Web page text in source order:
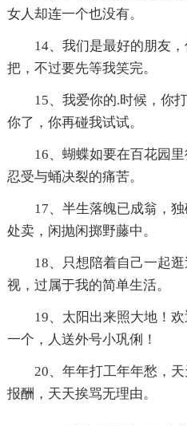
女人却连一个也没有。
14、我们是最好的朋友
把，不过要先等我笑完。
15、我爱你的.时候，你
你了，你再碰我试试。
16、蝴蝶如要在百花园
忍受与蛹决裂的痛苦。
17、半生落魄已成翁，
处卖，闲抛闲掷野藤中。
18、只想陪着自己一起
视，过属于我的简单生活。
19、太阳出来照大地！
一个，人送外号小巩俐！
20、年年打工年年愁，
报酬，天天挨骂无理由。